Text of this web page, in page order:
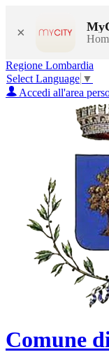
×
Regione Lombardia
Select Language ▼
Accedi all'area
Comune